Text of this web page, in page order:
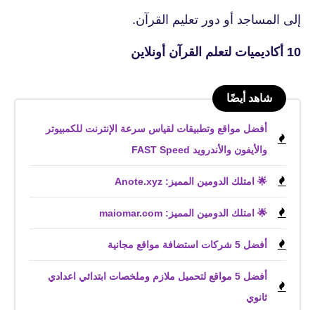
إلى المساجد أو دور تعليم القرآن.
10 أكاديميات لتعلم القرآن أونلاين
شاهد أيضًا
أفضل مواقع وتطبيقات لقياس سرعة الإنترنت للكمبيوتر
والأيفون والأندرويد FAST Speed
🌟 امتلك الدومين المميز: Anote.xyz
🌟 امتلك الدومين المميز: maiomar.com
أفضل 5 شركات استضافة مواقع مجانية
أفضل 5 مواقع لتحميل ملازم وملخصات ابتدائي اعدادي
ثانوي